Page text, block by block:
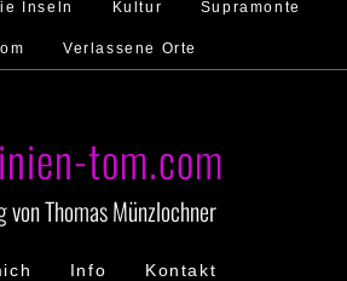
Inseln Kultur Supramonte
Verlassene Orte
tom.com
von Thomas Münzlochner
Info Kontakt